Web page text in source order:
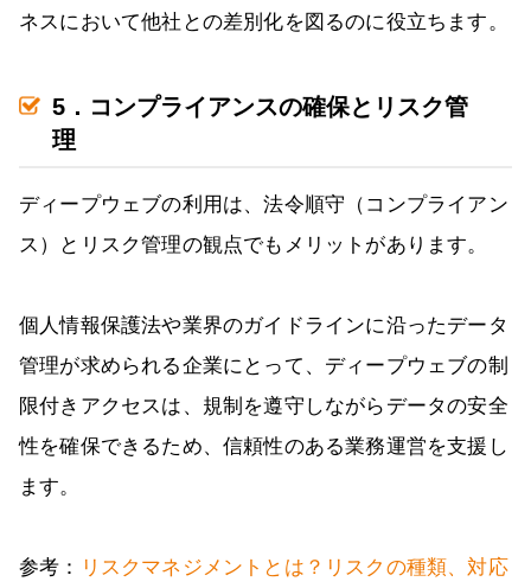
ネスにおいて他社との差別化を図るのに役立ちます。
5．コンプライアンスの確保とリスク管
理
ディープウェブの利用は、法令順守（コンプライアン
ス）とリスク管理の観点でもメリットがあります。
個人情報保護法や業界のガイドラインに沿ったデータ
管理が求められる企業にとって、ディープウェブの制
限付きアクセスは、規制を遵守しながらデータの安全
性を確保できるため、信頼性のある業務運営を支援し
ます。
参考： リスクマネジメントとは？リスクの種類、対応